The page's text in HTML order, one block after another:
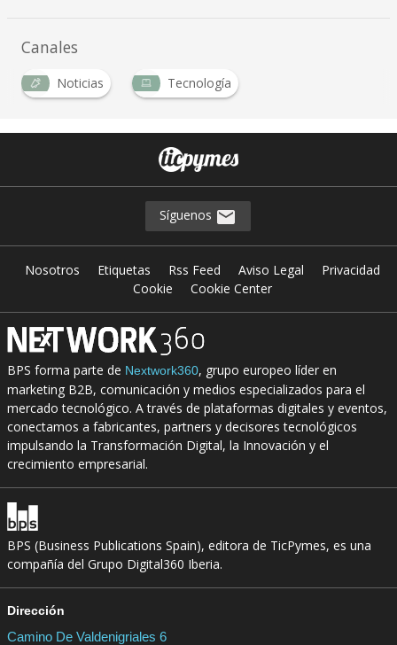
Canales
Noticias Tecnología
Síguenos
Nosotros Etiquetas Rss Feed Aviso Legal
Privacidad
Cookie
Cookie Center
BPS forma parte de Nextwork360, grupo europeo líder en
marketing B2B, comunicación y medios especializados para el
mercado tecnológico. A través de plataformas digitales y eventos,
conectamos a fabricantes, partners y decisores tecnológicos
impulsando la Transformación Digital, la Innovación y el
crecimiento empresarial.
BPS (Business Publications Spain), editora de TicPymes, es una
compañía del Grupo Digital360 Iberia.
Dirección
Camino De Valdenigriales 6